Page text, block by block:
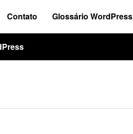
Contato Glossário WordPress